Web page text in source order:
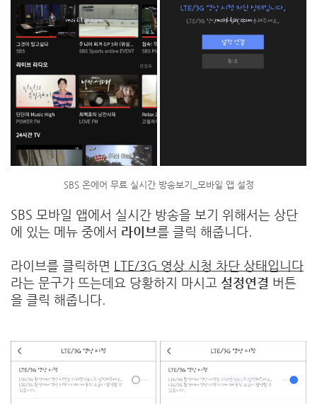
SBS 온에어 무료 실시간 방송보기_모바일 앱 설정
SBS 모바일 앱에서 실시간 방송을 보기 위해서는 상단
에 있는 메뉴 중에서 라이브를 클릭 해줍니다.
라이브를 클릭하면
LTE/3G 영상 시청 차단 상태입니다
라는 문구가 뜨는데요 당황하지 마시고 설정연결 버튼
을 클릭 해줍니다.